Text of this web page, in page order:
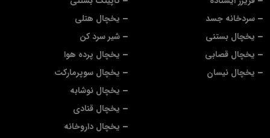
یخچال هتلی
شیر سرد کن
یخچال پرده هوا
یخچال سوپرمارکت
یخچال نوشابه
یخچال قنادی
یخچال داروخانه
سردخانه جسد
یخچال بستنی
یخچال قصابی
یخچال نیسان